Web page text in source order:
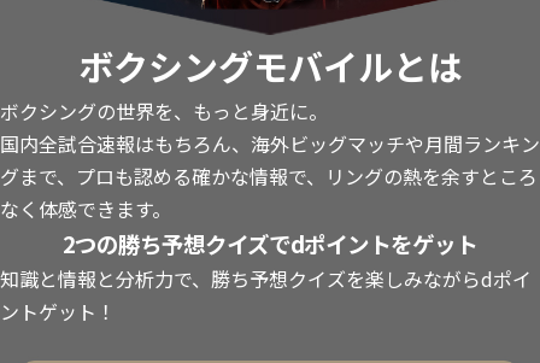
ボクシングモバイルとは
ボクシングの世界を、もっと身近に。
国内全試合速報はもちろん、海外ビッグマッチや月間ランキン
グまで、プロも認める確かな情報で、リングの熱を余すところ
なく体感できます。
2つの勝ち予想クイズでdポイントをゲット
知識と情報と分析力で、勝ち予想クイズを楽しみながらdポイ
ントゲット！